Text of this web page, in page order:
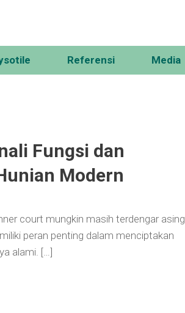
Referensi Media
Fungsi dan
Modern
court mungkin masih terdengar asing
peran penting dalam menciptakan
alami. […]